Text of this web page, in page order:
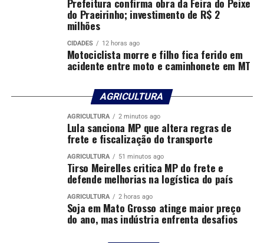
CAUTELA CENTRAL CONCESSÃO
CRÉDITO
EUA usam discurso trabalhista para ampliar barreiras ao
Galípolo diz que choques de oferta ampliaram distância
entre inflação e percepção da população
do Praeirinho; investimento de R$ 2
milhões
CIDADES 12 horas ago
Motociclista morre e filho fica ferido em
acidente entre moto e caminhonete em MT
AGRICULTURA
AGRICULTURA 2 minutos ago
Lula sanciona MP que altera regras de
frete e fiscalização do transporte
AGRICULTURA 51 minutos ago
Tirso Meirelles critica MP do frete e
defende melhorias na logística do país
AGRICULTURA 2 horas ago
Soja em Mato Grosso atinge maior preço
do ano, mas indústria enfrenta desafios